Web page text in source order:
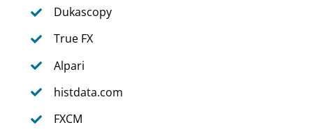
Dukascopy
True FX
Alpari
histdata.com
FXCM